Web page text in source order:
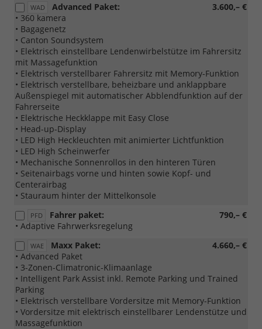
WAD 3.600,– €
Advanced Paket:
• 360 kamera
• Bagagenetz
• Canton Soundsystem
• Elektrisch einstellbare Lendenwirbelstütze im Fahrersitz
mit Massagefunktion
• Elektrisch verstellbarer Fahrersitz mit Memory-Funktion
• Elektrisch verstellbare, beheizbare und anklappbare
Außenspiegel mit automatischer Abblendfunktion auf der
Fahrerseite
• Elektrische Heckklappe mit Easy Close
• Head-up-Display
• LED High Heckleuchten mit animierter Lichtfunktion
• LED High Scheinwerfer
• Mechanische Sonnenrollos in den hinteren Türen
• Seitenairbags vorne und hinten sowie Kopf- und
Centerairbag
• Stauraum hinter der Mittelkonsole
PFD 790,– €
Fahrer paket:
• Adaptive Fahrwerksregelung
WAE 4.660,– €
Maxx Paket:
• Advanced Paket
• 3-Zonen-Climatronic-Klimaanlage
• Intelligent Park Assist inkl. Remote Parking und Trained
Parking
• Elektrisch verstellbare Vordersitze mit Memory-Funktion
• Vordersitze mit elektrisch einstellbarer Lendenstütze und
Massagefunktion